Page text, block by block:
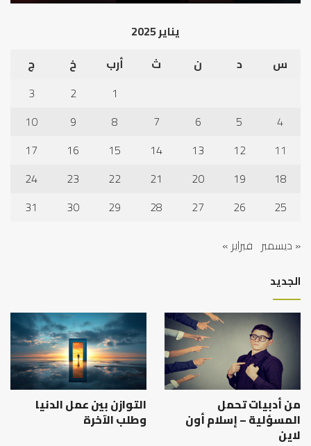
يناير 2025
س
د ن ث أرب خ
ج
1
2
3
4
5
6
7
8
9
10
11
12
13
14
15
16
17
18
19
20
21
22
23
24
25
26
27
28
29
30
31
« ديسمبر فبراير »
الجديد
من أدبيات تحمل
المسؤلية – إسلام أون
لاين
التوازن بين عمل الدنيا
وطلب الآخرة